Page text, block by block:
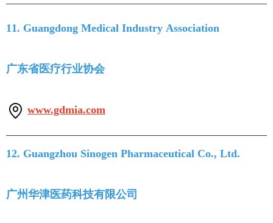
11. Guangdong Medical Industry Association
广东省医疗行业协会
www.gdmia.com
12. Guangzhou Sinogen Pharmaceutical Co., Ltd.
广州华津医药科技有限公司